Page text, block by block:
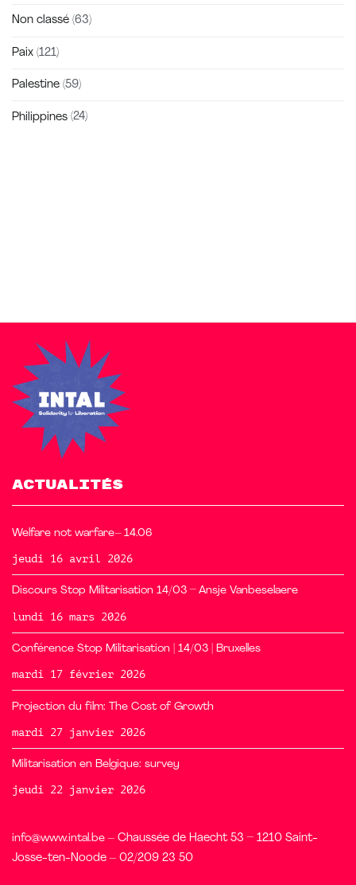
Non classé (63)
Paix (121)
Palestine (59)
Philippines (24)
ACTUALITÉS
Welfare not warfare– 14.06
jeudi 16 avril 2026
Discours Stop Militarisation 14/03 – Ansje Vanbeselaere
lundi 16 mars 2026
Conférence Stop Militarisation | 14/03 | Bruxelles
mardi 17 février 2026
Projection du film: The Cost of Growth
mardi 27 janvier 2026
Militarisation en Belgique: survey
jeudi 22 janvier 2026
info@www.intal.be – Chaussée de Haecht 53 – 1210 Saint-
Josse-ten-Noode – 02/209 23 50